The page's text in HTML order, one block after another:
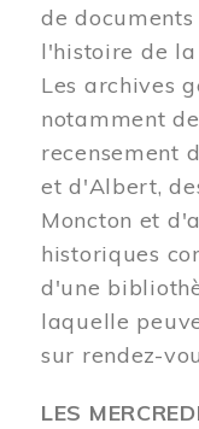
de
l'histoire de
Les archives
notamment
recensement
et d'Albert,
Moncton et
historiques
d'une
laquelle
sur rendez-
LES